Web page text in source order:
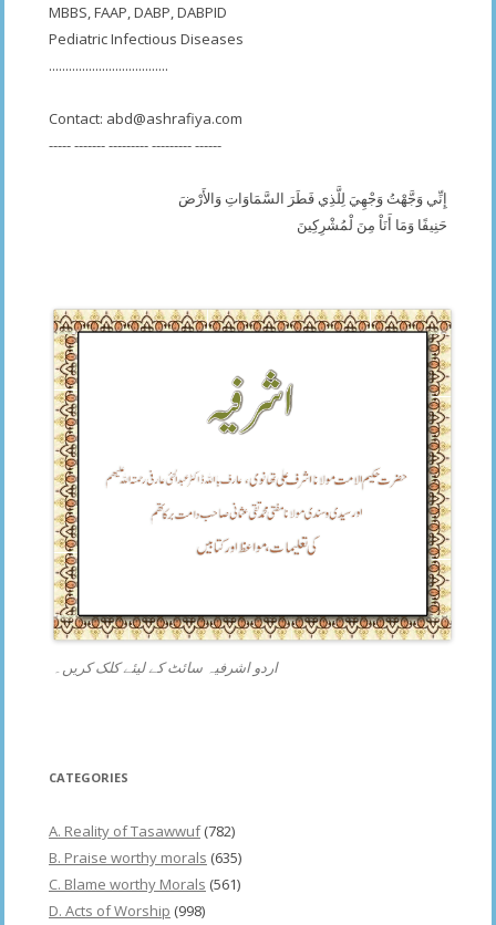
MBBS, FAAP, DABP, DABPID
Pediatric Infectious Diseases
....................................
Contact: abd@ashrafiya.com
----- ------- --------- --------- ------
إِنِّي وَجَّهْتُ وَجْهِيَ لِلَّذِي فَطَرَ السَّمَاوَاتِ وَالأَرْضَ
حَنِيفًا وَمَا أَنَاْ مِنَ لْمُشْرِكِينَ
اردو اشرفیہ سائٹ کے لیئے کلک کریں۔
CATEGORIES
A. Reality of Tasawwuf(782)
B. Praise worthy morals (635)
C. Blame worthy Morals (561)
D. Acts of Worship (998)